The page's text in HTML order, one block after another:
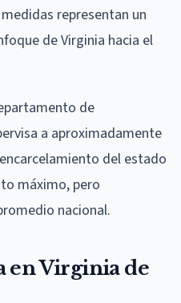
representan un
de Virginia hacia el
de
a aproximadamente
del estado
máximo, pero
nacional.
en Virginia de